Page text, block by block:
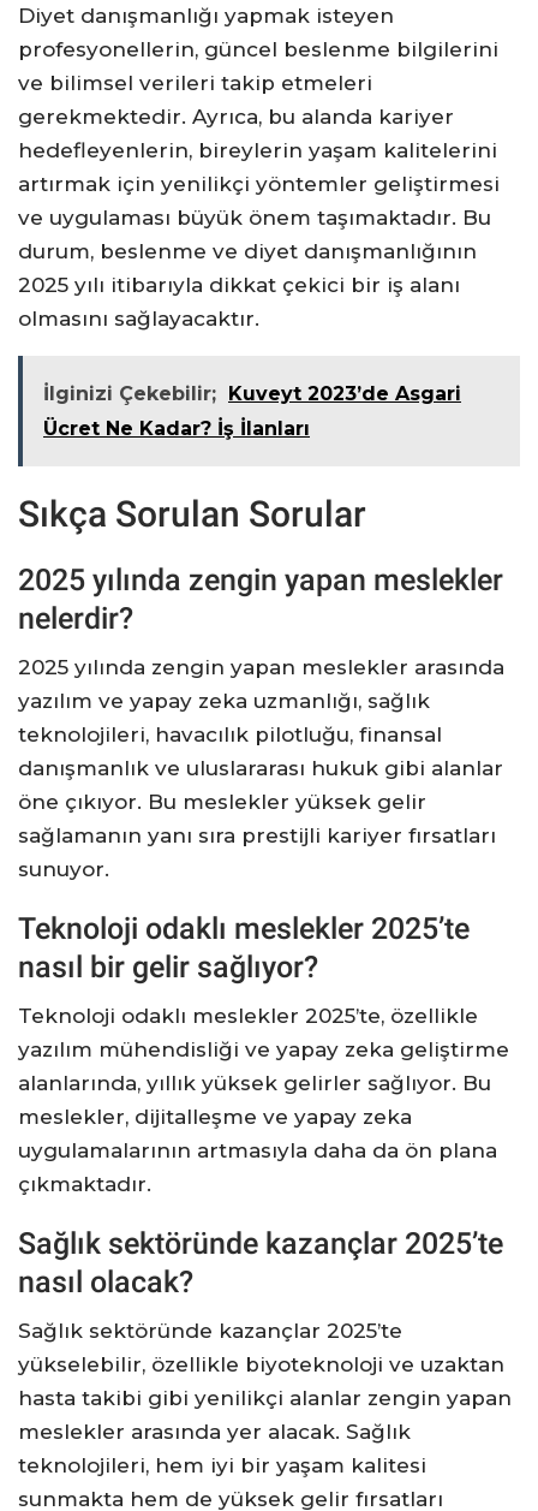
Diyet danışmanlığı yapmak isteyen
profesyonellerin, güncel beslenme bilgilerini
ve bilimsel verileri takip etmeleri
gerekmektedir. Ayrıca, bu alanda kariyer
hedefleyenlerin, bireylerin yaşam kalitelerini
artırmak için yenilikçi yöntemler geliştirmesi
ve uygulaması büyük önem taşımaktadır. Bu
durum, beslenme ve diyet danışmanlığının
2025 yılı itibarıyla dikkat çekici bir iş alanı
olmasını sağlayacaktır.
İlginizi Çekebilir; Kuveyt 2023’de Asgari
Ücret Ne Kadar? İş İlanları
Sıkça Sorulan Sorular
2025 yılında zengin yapan meslekler
nelerdir?
2025 yılında zengin yapan meslekler arasında
yazılım ve yapay zeka uzmanlığı, sağlık
teknolojileri, havacılık pilotluğu, finansal
danışmanlık ve uluslararası hukuk gibi alanlar
öne çıkıyor. Bu meslekler yüksek gelir
sağlamanın yanı sıra prestijli kariyer fırsatları
sunuyor.
Teknoloji odaklı meslekler 2025’te
nasıl bir gelir sağlıyor?
Teknoloji odaklı meslekler 2025’te, özellikle
yazılım mühendisliği ve yapay zeka geliştirme
alanlarında, yıllık yüksek gelirler sağlıyor. Bu
meslekler, dijitalleşme ve yapay zeka
uygulamalarının artmasıyla daha da ön plana
çıkmaktadır.
Sağlık sektöründe kazançlar 2025’te
nasıl olacak?
Sağlık sektöründe kazançlar 2025’te
yükselebilir, özellikle biyoteknoloji ve uzaktan
hasta takibi gibi yenilikçi alanlar zengin yapan
meslekler arasında yer alacak. Sağlık
teknolojileri, hem iyi bir yaşam kalitesi
sunmakta hem de yüksek gelir fırsatları